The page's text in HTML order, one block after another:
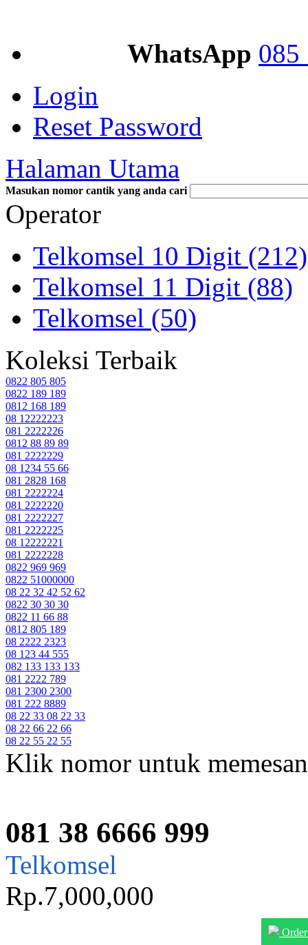
WhatsApp 085
Login
Reset Password
Halaman Utama
Masukan nomor cantik yang anda cari
Operator
Telkomsel 10 Digit (212)
Telkomsel 11 Digit (88)
Telkomsel (50)
Koleksi Terbaik
0822 805 805
0822 189 189
0812 168 189
08 12222223
081 2222226
0812 88 89 89
081 2222229
08 1234 55 66
081 2828 168
081 2222224
081 2222220
081 2222227
081 2222225
08 12222221
081 2222228
0822 969 969
0822 51000000
08 22 32 42 52 62
0822 30 30 30
0822 11 66 88
0812 805 189
08 2222 2323
08 123 44 555
082 133 133 133
081 2222 789
081 2300 2300
081 222 8889
08 22 33 08 22 33
08 22 66 22 66
08 22 55 22 55
Klik nomor untuk memesan
081 38 6666 999
Telkomsel
Rp.7,000,000